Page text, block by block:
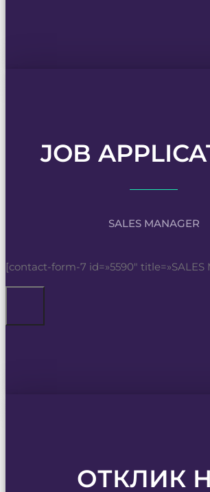
JOB
SALES MANAGER
[contact-form-7 id=»5590″ title=»SALES
ОТКЛИК